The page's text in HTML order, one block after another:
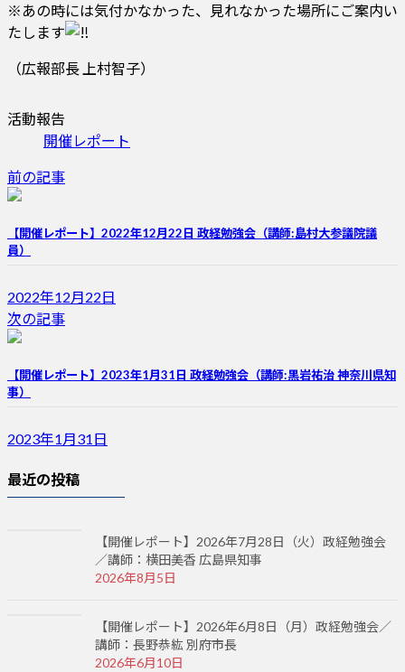
※あの時には気付かなかった、見れなかった場所にご案内い
たします
（広報部長 上村智子）
活動報告
開催レポート
前の記事
【開催レポート】2022年12月22日 政経勉強会（講師:島村大参議院議
員）
2022年12月22日
次の記事
【開催レポート】2023年1月31日 政経勉強会（講師:黒岩祐治 神奈川県知
事）
2023年1月31日
最近の投稿
【開催レポート】2026年7月28日（火）政経勉強会
／講師：横田美香 広島県知事
2026年8月5日
【開催レポート】2026年6月8日（月）政経勉強会／
講師：長野恭紘 別府市長
2026年6月10日